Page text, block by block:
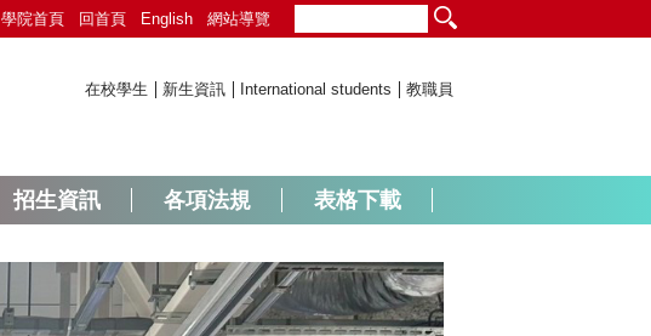
學院首頁 回首頁 English 網站導覽
在校學生 新生資訊 International students 教職員
招生資訊 各項法規 表格下載